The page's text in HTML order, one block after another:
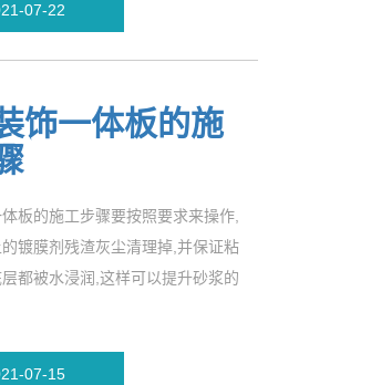
07-22
饰一体板的施
板的施工步骤要按照要求来操作,
镀膜剂残渣灰尘清理掉,并保证粘
都被水浸润,这样可以提升砂浆的
07-15